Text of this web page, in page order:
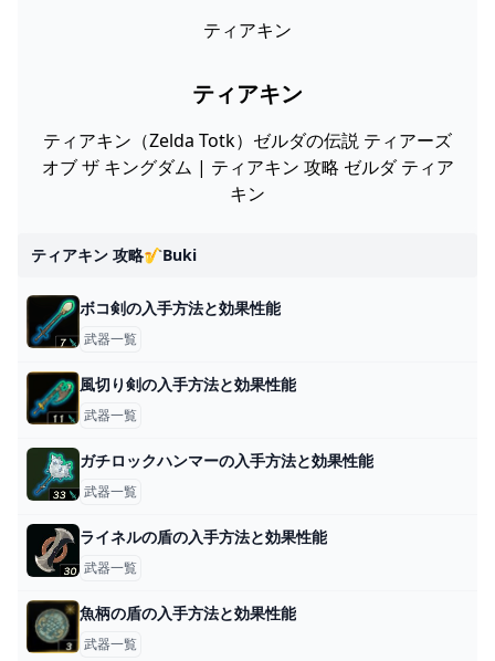
ティアキン
ティアキン
ティアキン（Zelda Totk）ゼルダの伝説 ティアーズ
オブ ザ キングダム | ティアキン 攻略 ゼルダ ティア
キン
ティアキン 攻略🎷buki
ボコ剣の入手方法と効果性能
武器一覧
風切り剣の入手方法と効果性能
武器一覧
ガチロックハンマーの入手方法と効果性能
武器一覧
ライネルの盾の入手方法と効果性能
武器一覧
魚柄の盾の入手方法と効果性能
武器一覧